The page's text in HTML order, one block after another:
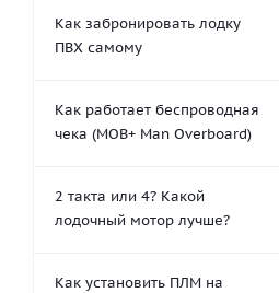
Как забронировать лодку
ПВХ самому
Как работает беспроводная
чека (MOB+ Man Overboard)
2 такта или 4? Какой
лодочный мотор лучше?
Как установить ПЛМ на